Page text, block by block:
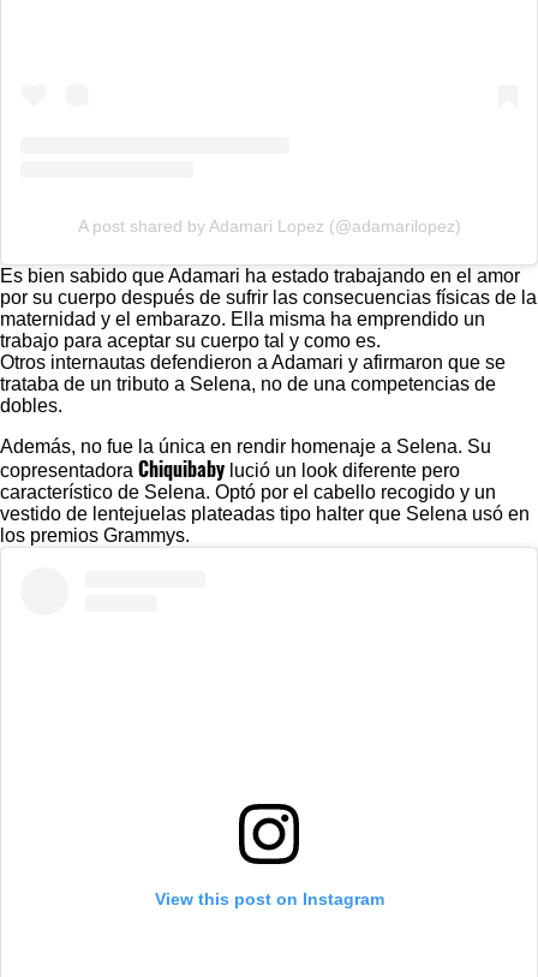
A post shared by Adamari Lopez (@adamarilopez)
Es bien sabido que Adamari ha estado trabajando en el amor
por su cuerpo después de sufrir las consecuencias físicas de la
maternidad y el embarazo. Ella misma ha emprendido un
trabajo para aceptar su cuerpo tal y como es.
Otros internautas defendieron a Adamari y afirmaron que se
trataba de un tributo a Selena, no de una competencias de
dobles.
Además, no fue la única en rendir homenaje a Selena. Su
copresentadora Chiquibaby lució un look diferente pero
característico de Selena. Optó por el cabello recogido y un
vestido de lentejuelas plateadas tipo halter que Selena usó en
los premios Grammys.
View this post on Instagram